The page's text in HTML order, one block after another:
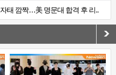
태 깜짝…美 명문대 합격 후 리..